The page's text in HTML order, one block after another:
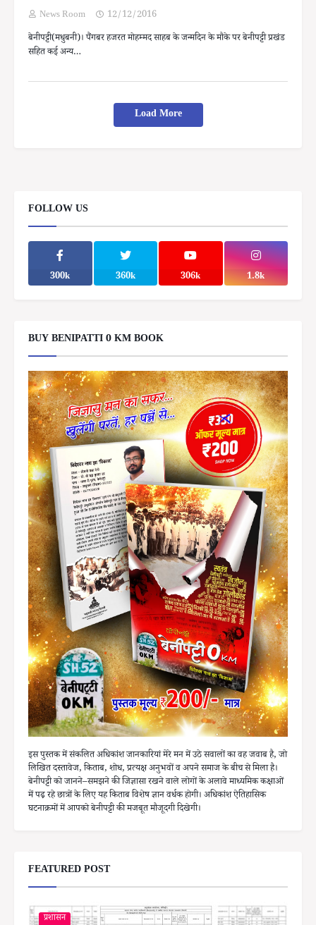
News Room
12/12/2016
बेनीपट्टी(मधुबनी)। पैंगबर हजरत मोहम्मद साहब के जन्मदिन के मौके पर बेनीपट्टी प्रखंड
सहित कई अन्य…
Load More
FOLLOW US
300k 360k 306k 1.8k
BUY BENIPATTI 0 KM BOOK
इस पुस्तक में संकलित अधिकांश जानकारियां मेरे मन में उठे सवालों का वह जवाब है, जो
लिखित दस्तावेज, किताब, शोध, प्रत्यक्ष अनुभवों व अपने समाज के बीच से मिला है।
बेनीपट्टी को जानने–समझने की जिज्ञासा रखने वाले लोगों के अलावे माध्यमिक कक्षाओं
में पढ़ रहे छात्रों के लिए यह किताब विशेष ज्ञान वर्धक होगी। अधिकांश ऐतिहासिक
घटनाक्रमों में आपको बेनीपट्टी की मजबूत मौजूदगी दिखेगी।
FEATURED POST
प्रशासन